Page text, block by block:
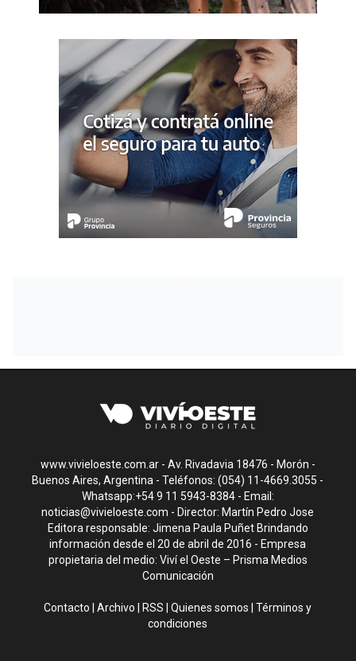
www.vivieloeste.com.ar - Av. Rivadavia 18476 - Morón -
Buenos Aires, Argentina - Teléfonos: (054) 11-4669.3055 -
Whatsapp:+54 9 11 5943-8384 - Email:
noticias@vivieloeste.com - Director: Martín Pedro Jose
Editora responsable: Jimena Paula Puñet Brindando
información desde el 20 de abril de 2016 - Empresa
propietaria del medio: Viví el Oeste – Prisma Medios
Comunicación
Contacto |Archivo RSS |Quienes somos |Términos y
condiciones